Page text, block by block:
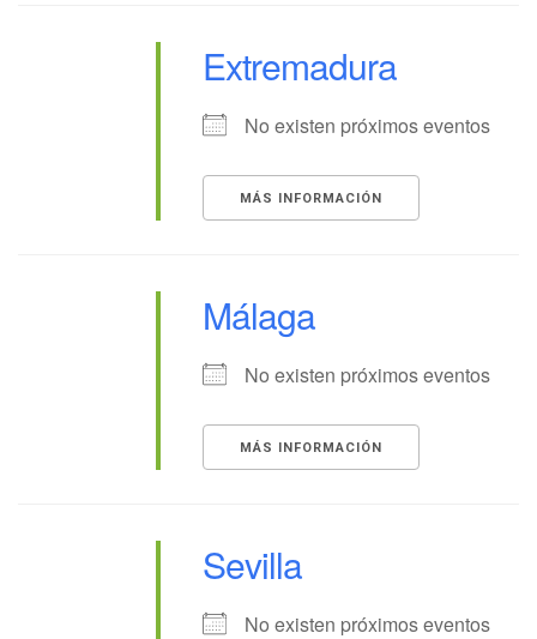
Extremadura
No existen próximos eventos
MÁS INFORMACIÓN
Málaga
No existen próximos eventos
MÁS INFORMACIÓN
Sevilla
No existen próximos eventos